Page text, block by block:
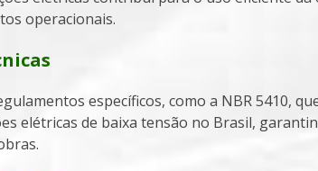
operacionais.
elétricas de baixa tensão no Brasil, garantin